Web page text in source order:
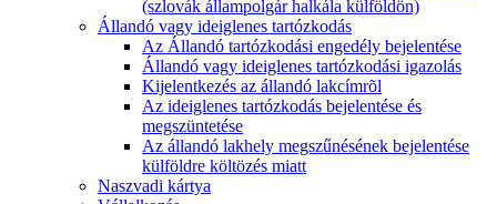
(szlovák állampolgár halkála külföldön)
Állandó vagy ideiglenes tartózkodás
Az Állandó tartózkodási engedély bejelentése
Állandó vagy ideiglenes tartózkodási igazolás
Kijelentkezés az állandó lakcímrõl
Az ideiglenes tartózkodás bejelentése és
megszüntetése
Az állandó lakhely megszűnésének bejelentése
külföldre költözés miatt
Naszvadi kártya